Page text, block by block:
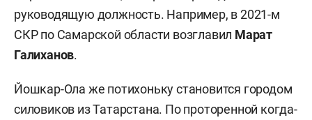
руководящую должность. Например, в 2021-м
СКР по Самарской области возглавил Марат
Галиханов.
Йошкар-Ола же потихоньку становится городом
силовиков из Татарстана. По проторенной когда-